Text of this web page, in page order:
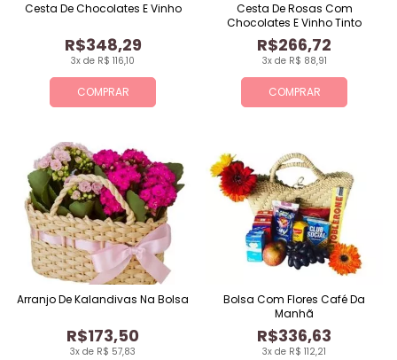
COMPRAR
3x de R$ 116,10
R$348,29
Cesta De Chocolates E Vinho
COMPRAR
3x de R$ 88,91
R$266,72
Cesta De Rosas Com
Chocolates E Vinho Tinto
3x de R$ 57,83
R$173,50
Arranjo De Kalandivas Na Bolsa
3x de R$ 112,21
R$336,63
Bolsa Com Flores Café Da
Manhã